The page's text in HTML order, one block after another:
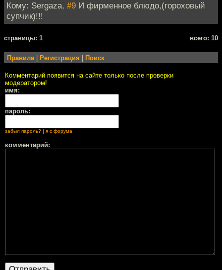
Кому: Sergaza, #9 И фирменное блюдо,(гороховый
супчик)!!!
cтраницы: 1 всего: 10
Правила| Регистрация Поиск
Комментарий появится на сайте только после проверки
модератором!
имя:
пароль:
забыл пароль? я с форума
комментарий: